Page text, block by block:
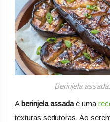
Berinjela
Aberinjela assadaé uma
texturas sedutoras. Ao